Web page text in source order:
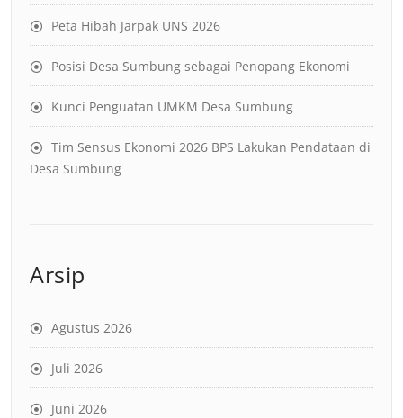
Peta Hibah Jarpak UNS 2026
Posisi Desa Sumbung sebagai Penopang Ekonomi
Kunci Penguatan UMKM Desa Sumbung
Tim Sensus Ekonomi 2026 BPS Lakukan Pendataan di
Desa Sumbung
Arsip
Agustus 2026
Juli 2026
Juni 2026